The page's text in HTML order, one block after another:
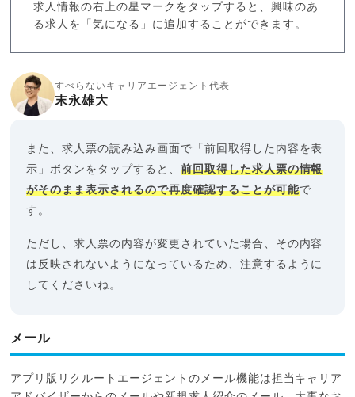
求人情報の右上の星マークをタップすると、興味のあ
る求人を「気になる」に追加することができます。
すべらないキャリアエージェント代表
末永雄大
また、求人票の読み込み画面で「前回取得した内容を表
示」ボタンをタップすると、 前回取得した求人票の情報
がそのまま表示されるので再度確認することが可能で
す。
ただし、求人票の内容が変更されていた場合、その内容
は反映されないようになっているため、注意するように
してくださいね。
メール
アプリ版リクルートエージェントのメール機能は担当キャリア